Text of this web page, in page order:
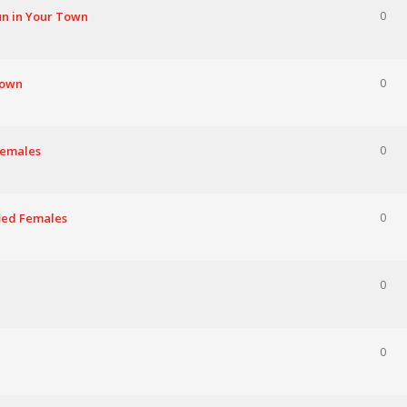
in Your Town 0
0
0
Females 0
0
0